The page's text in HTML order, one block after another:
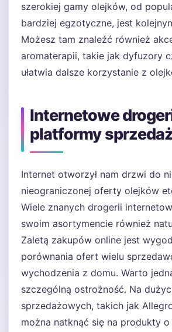
szerokiej gamy olejków, od
bardziej egzotyczne, jest
Możesz tam znaleźć również
aromaterapii, takie jak dyfuzory
ułatwia dalsze korzystanie z
Internetowe
platformy
Internet otworzył nam drzwi do
nieograniczonej oferty olejków
Wiele znanych drogerii
swoim asortymencie również
Zaletą zakupów online jest
porównania ofert wielu
wychodzenia z domu. Warto
szczególną ostrożność. Na
sprzedażowych, takich jak
można natknąć się na produkty